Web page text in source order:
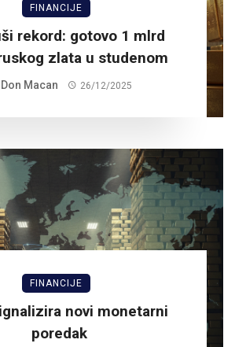
FINANCIJE
rekord: gotovo 1 mlrd
zlata u studenom
Don Macan 26/12/2025
FINANCIJE
novi monetarni
poredak